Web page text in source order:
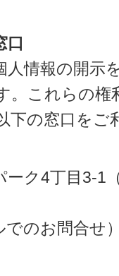
口
情報の開示
。これらの権
下の窓口をご
ク4丁目3-1
でのお問合せ